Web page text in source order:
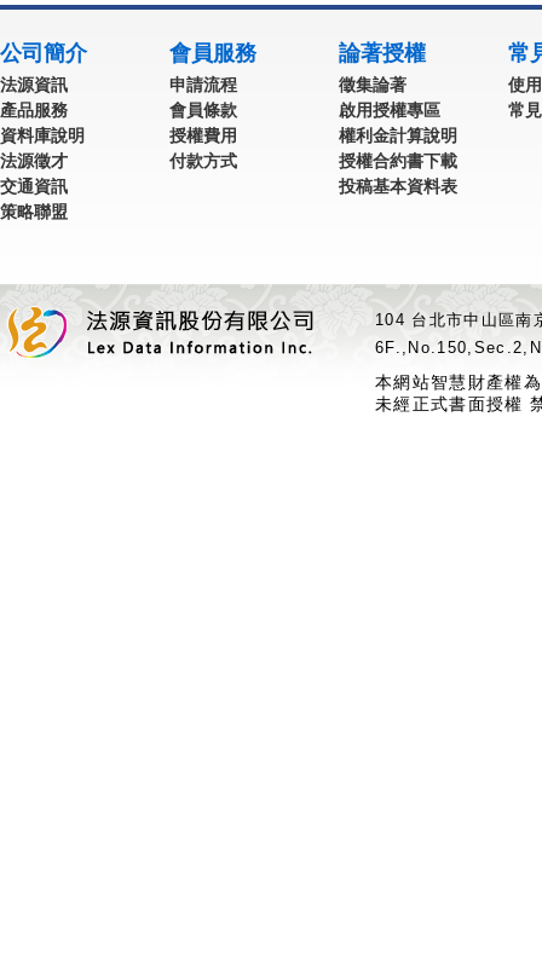
公司簡介
法源資訊
產品服務
資料庫說明
法源徵才
交通資訊
策略聯盟
會員服務
申請流程
會員條款
授權費用
付款方式
論著授權
徵集論著
啟用授權專區
權利金計算說明
授權合約書下載
投稿基本資料表
常
使
常
104 台北市中山區
本網站智慧財產權
未經正式書面授權